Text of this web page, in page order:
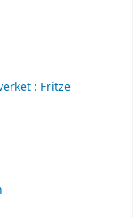
: Fritze